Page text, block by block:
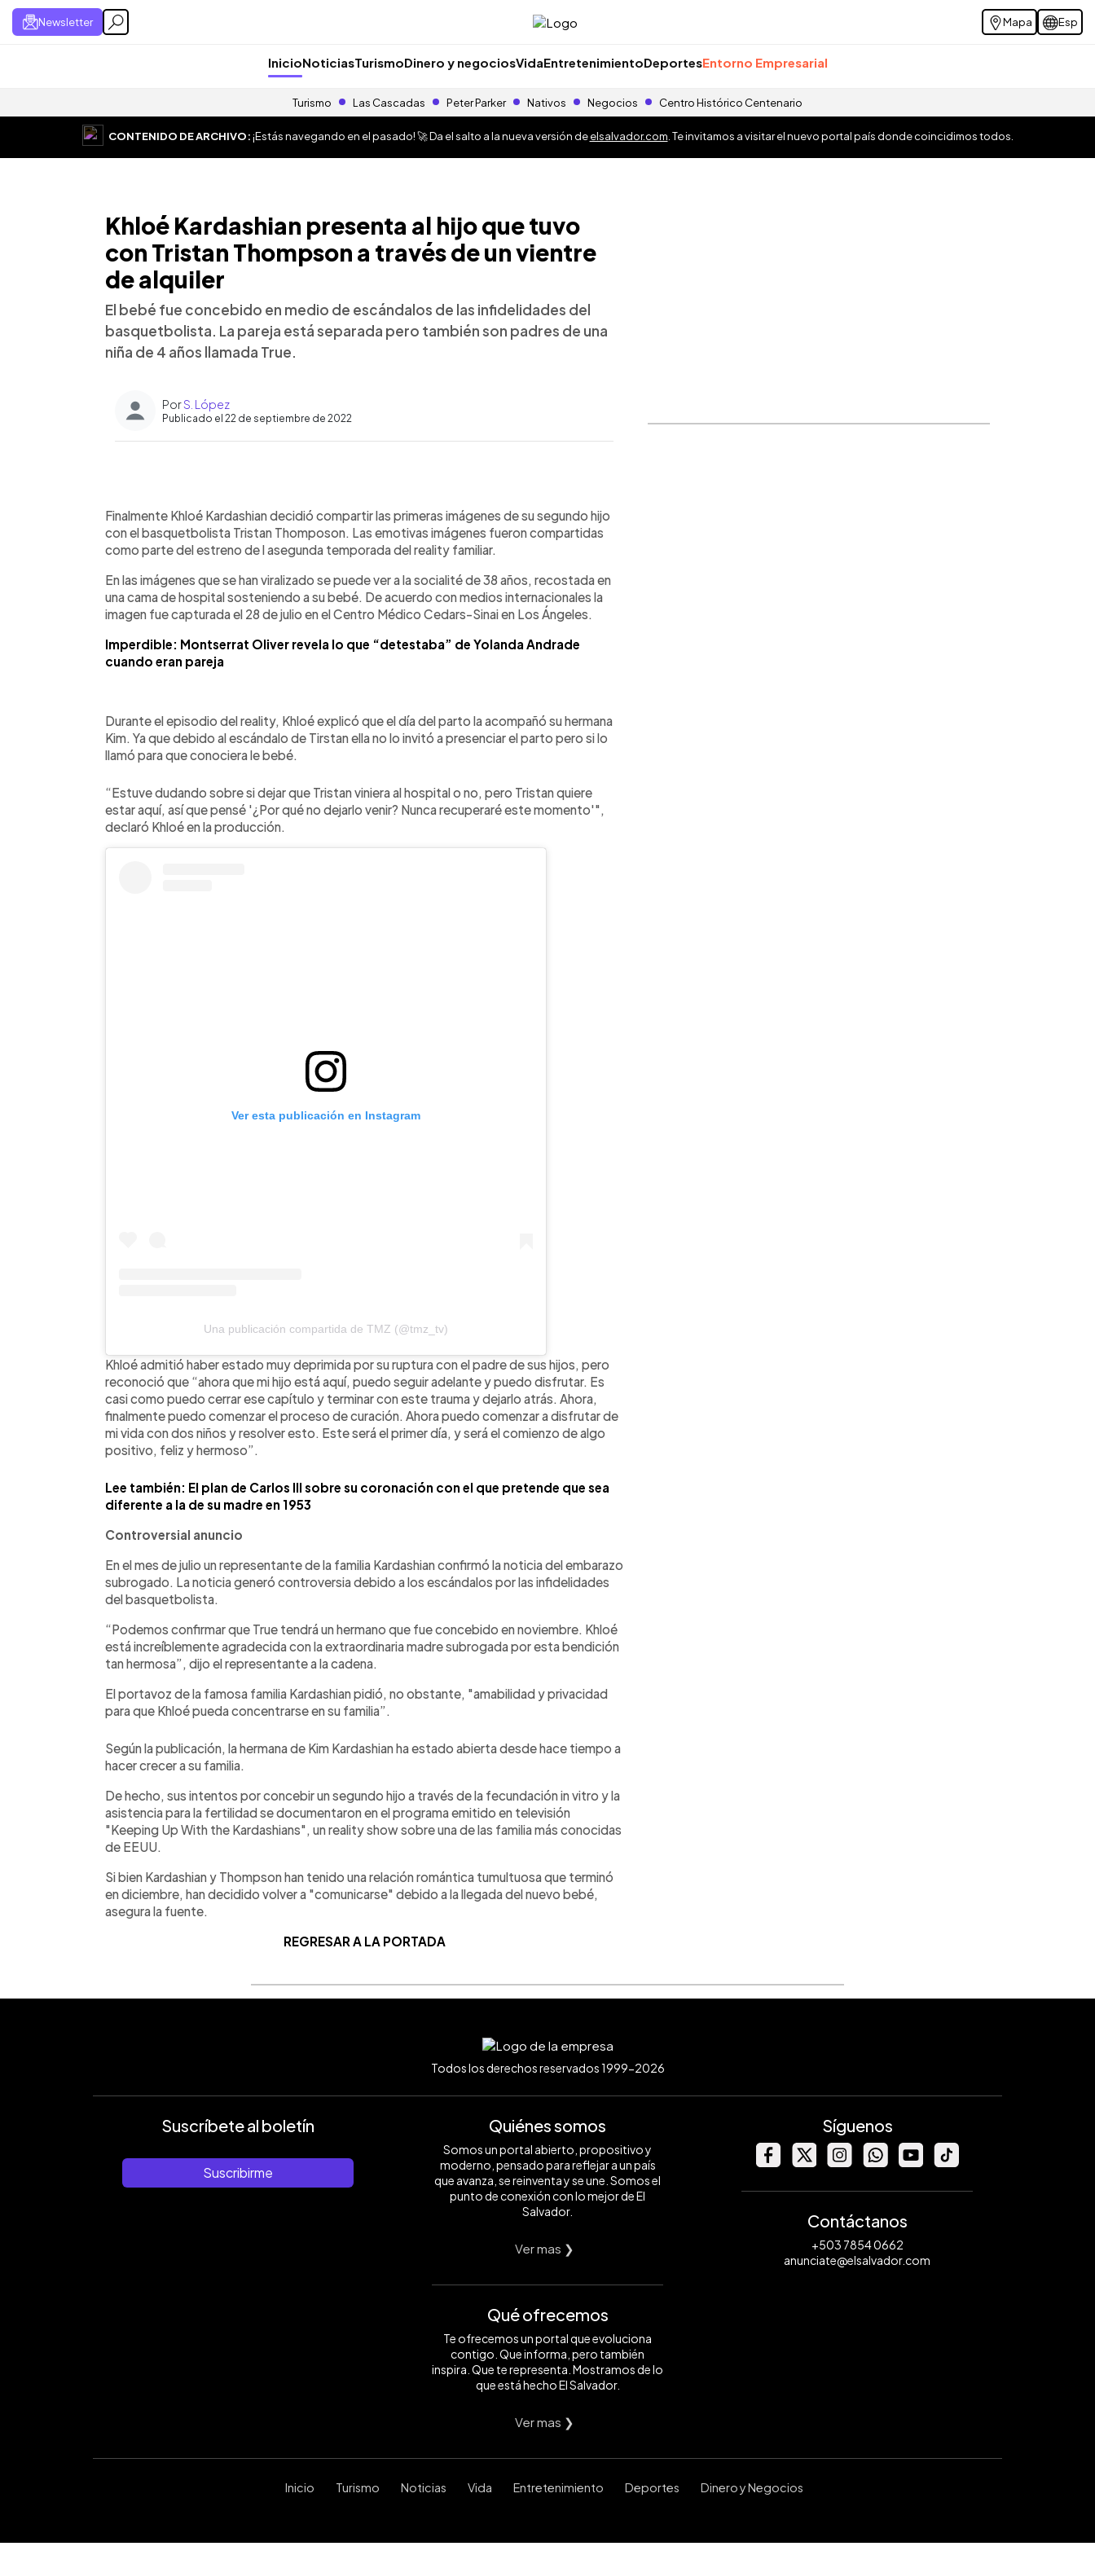
Newsletter Mapa Esp
InicioNoticiasTurismoDinero y negociosVidaEntretenimientoDeportesEntorno Empresarial
Turismo Las Cascadas Peter Parker Nativos Negocios Centro Histórico Centenario
CONTENIDO DE ARCHIVO:¡Estás navegando en el pasado! 🚀 Da el salto a la nueva versión deelsalvador.com . Te invitamos a visitar el nuevo portal país donde coincidimos todos.
Khloé Kardashian presenta al hijo que tuvo
con Tristan Thompson a través de un vientre
de alquiler
El bebé fue concebido en medio de escándalos de las infidelidades del
basquetbolista. La pareja está separada pero también son padres de una
niña de 4 años llamada True.
PorS. López
Publicado el 22 de septiembre de 2022
► Escuchar artículo
Finalmente Khloé Kardashian decidió compartir las primeras imágenes de su segundo hijo
con el basquetbolista Tristan Thomposon. Las emotivas imágenes fueron compartidas
como parte del estreno de l asegunda temporada del reality familiar.
En las imágenes que se han viralizado se puede ver a la socialité de 38 años, recostada en
una cama de hospital sosteniendo a su bebé. De acuerdo con medios internacionales la
imagen fue capturada el 28 de julio en el Centro Médico Cedars-Sinai en Los Ángeles.
Imperdible: Montserrat Oliver revela lo que “detestaba” de Yolanda Andrade
cuando eran pareja
Durante el episodio del reality, Khloé explicó que el día del parto la acompañó su hermana
Kim. Ya que debido al escándalo de Tirstan ella no lo invitó a presenciar el parto pero si lo
llamó para que conociera le bebé.
“Estuve dudando sobre si dejar que Tristan viniera al hospital o no, pero Tristan quiere
estar aquí, así que pensé '¿Por qué no dejarlo venir? Nunca recuperaré este momento'",
declaró Khloé en la producción.
Ver esta publicación en Instagram
Una publicación compartida de TMZ (@tmz_tv)
Khloé admitió haber estado muy deprimida por su ruptura con el padre de sus hijos, pero
reconoció que “ahora que mi hijo está aquí, puedo seguir adelante y puedo disfrutar. Es
casi como puedo cerrar ese capítulo y terminar con este trauma y dejarlo atrás. Ahora,
finalmente puedo comenzar el proceso de curación. Ahora puedo comenzar a disfrutar de
mi vida con dos niños y resolver esto. Este será el primer día, y será el comienzo de algo
positivo, feliz y hermoso”.
Lee también: El plan de Carlos III sobre su coronación con el que pretende que sea
diferente a la de su madre en 1953
Controversial anuncio
En el mes de julio un representante de la familia Kardashian confirmó la noticia del embarazo
subrogado. La noticia generó controversia debido a los escándalos por las infidelidades
del basquetbolista.
“Podemos confirmar que True tendrá un hermano que fue concebido en noviembre. Khloé
está increíblemente agradecida con la extraordinaria madre subrogada por esta bendición
tan hermosa”, dijo el representante a la cadena.
El portavoz de la famosa familia Kardashian pidió, no obstante, "amabilidad y privacidad
para que Khloé pueda concentrarse en su familia”.
Según la publicación, la hermana de Kim Kardashian ha estado abierta desde hace tiempo a
hacer crecer a su familia.
De hecho, sus intentos por concebir un segundo hijo a través de la fecundación in vitro y la
asistencia para la fertilidad se documentaron en el programa emitido en televisión
"Keeping Up With the Kardashians", un reality show sobre una de las familia más conocidas
de EEUU.
Si bien Kardashian y Thompson han tenido una relación romántica tumultuosa que terminó
en diciembre, han decidido volver a "comunicarse" debido a la llegada del nuevo bebé,
asegura la fuente.
REGRESAR A LA PORTADA
Todos los derechos reservados 1999-2026
Suscríbete al boletín
Suscribirme
Quiénes somos
Somos un portal abierto, propositivo y
moderno, pensado para reflejar a un país
que avanza, se reinventa y se une. Somos el
punto de conexión con lo mejor de El
Salvador.
Ver mas ❯
Qué ofrecemos
Te ofrecemos un portal que evoluciona
contigo. Que informa, pero también
inspira. Que te representa. Mostramos de lo
que está hecho El Salvador.
Ver mas ❯
Síguenos
Contáctanos
+503 7854 0662
anunciate@elsalvador.com
Inicio Turismo Noticias Vida Entretenimiento Deportes Dinero y Negocios